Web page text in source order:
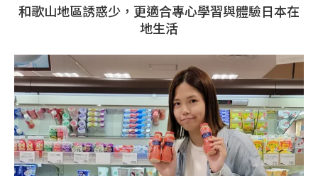
和歌山地區誘惑少，更適合專心學習與體驗日本在
地生活